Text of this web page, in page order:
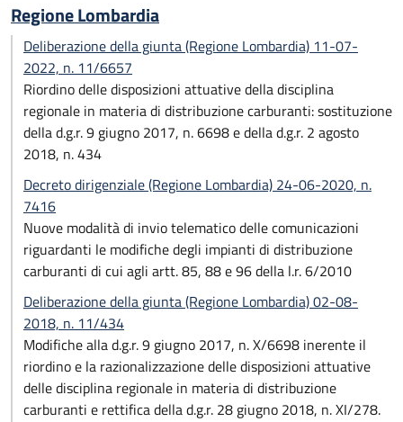
Regione Lombardia
Deliberazione della giunta (Regione Lombardia) 11-07-
2022, n. 11/6657
Riordino delle disposizioni attuative della disciplina
regionale in materia di distribuzione carburanti: sostituzione
della d.g.r. 9 giugno 2017, n. 6698 e della d.g.r. 2 agosto
2018, n. 434
Decreto dirigenziale (Regione Lombardia) 24-06-2020, n.
7416
Nuove modalità di invio telematico delle comunicazioni
riguardanti le modifiche degli impianti di distribuzione
carburanti di cui agli artt. 85, 88 e 96 della l.r. 6/2010
Deliberazione della giunta (Regione Lombardia) 02-08-
2018, n. 11/434
Modifiche alla d.g.r. 9 giugno 2017, n. X/6698 inerente il
riordino e la razionalizzazione delle disposizioni attuative
delle disciplina regionale in materia di distribuzione
carburanti e rettifica della d.g.r. 28 giugno 2018, n. XI/278.